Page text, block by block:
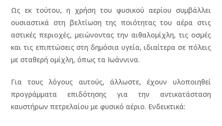
Ως εκ τούτου, η χρήση του φυσικού αερίου συμβάλλει
ουσιαστικά στη βελτίωση της ποιότητας του αέρα στις
αστικές περιοχές, μειώνοντας την αιθαλομίχλη, τις οσμές
και τις επιπτώσεις στη δημόσια υγεία, ιδιαίτερα σε πόλεις
με σταθερή ομίχλη, όπως τα Ιωάννινα.
Για τους λόγους αυτούς, άλλωστε, έχουν υλοποιηθεί
προγράμματα επιδότησης για την αντικατάσταση
καυστήρων πετρελαίου με φυσικό αέριο. Ενδεικτικά: